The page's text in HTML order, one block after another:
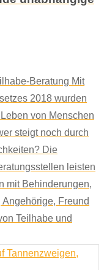
Beratung Mit
2018 wurden
von Menschen
steigt noch durch
Die
leisten
mit Behinderungen,
Freund
Teilhabe und